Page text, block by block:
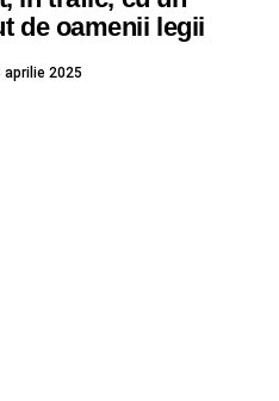
de oamenii legii
aprilie 2025